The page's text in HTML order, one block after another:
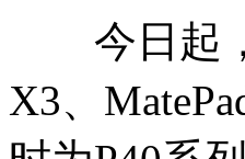
今日起，
X3、